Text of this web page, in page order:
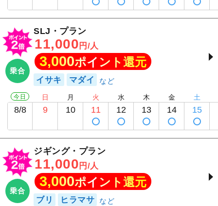
乗合
SLJ・プラン
11,000 円/人
3,000ポイント還元
イサキ マダイ
今日
8/8
日
9
月
10
火
11
水
12
木
13
金
14
土
15
乗合
ジギング・プラン
11,000 円/人
3,000ポイント還元
ブリ ヒラマサ